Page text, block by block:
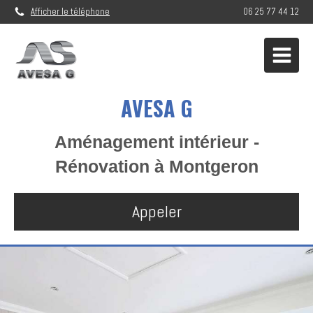
Afficher le téléphone 06 25 77 44 12
AVESA G
Aménagement intérieur -
Rénovation à Montgeron
Appeler